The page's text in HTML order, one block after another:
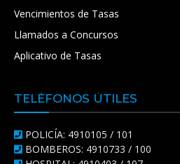
Vencimientos de Tasas
Llamados a Concursos
Aplicativo de Tasas
TELÉFONOS ÚTILES
POLICÍA: 4910105 / 101
BOMBEROS: 4910733 / 100